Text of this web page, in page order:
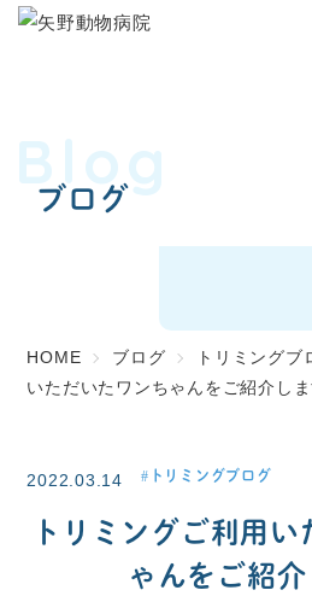
ブログ
Blog
HOME ブログ トリミングブ
いただいたワンちゃんをご紹介し
2022.03.14 トリミングブログ
トリミングご利用
ゃんをご紹